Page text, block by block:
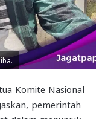
Komite Nasional
pemerintah